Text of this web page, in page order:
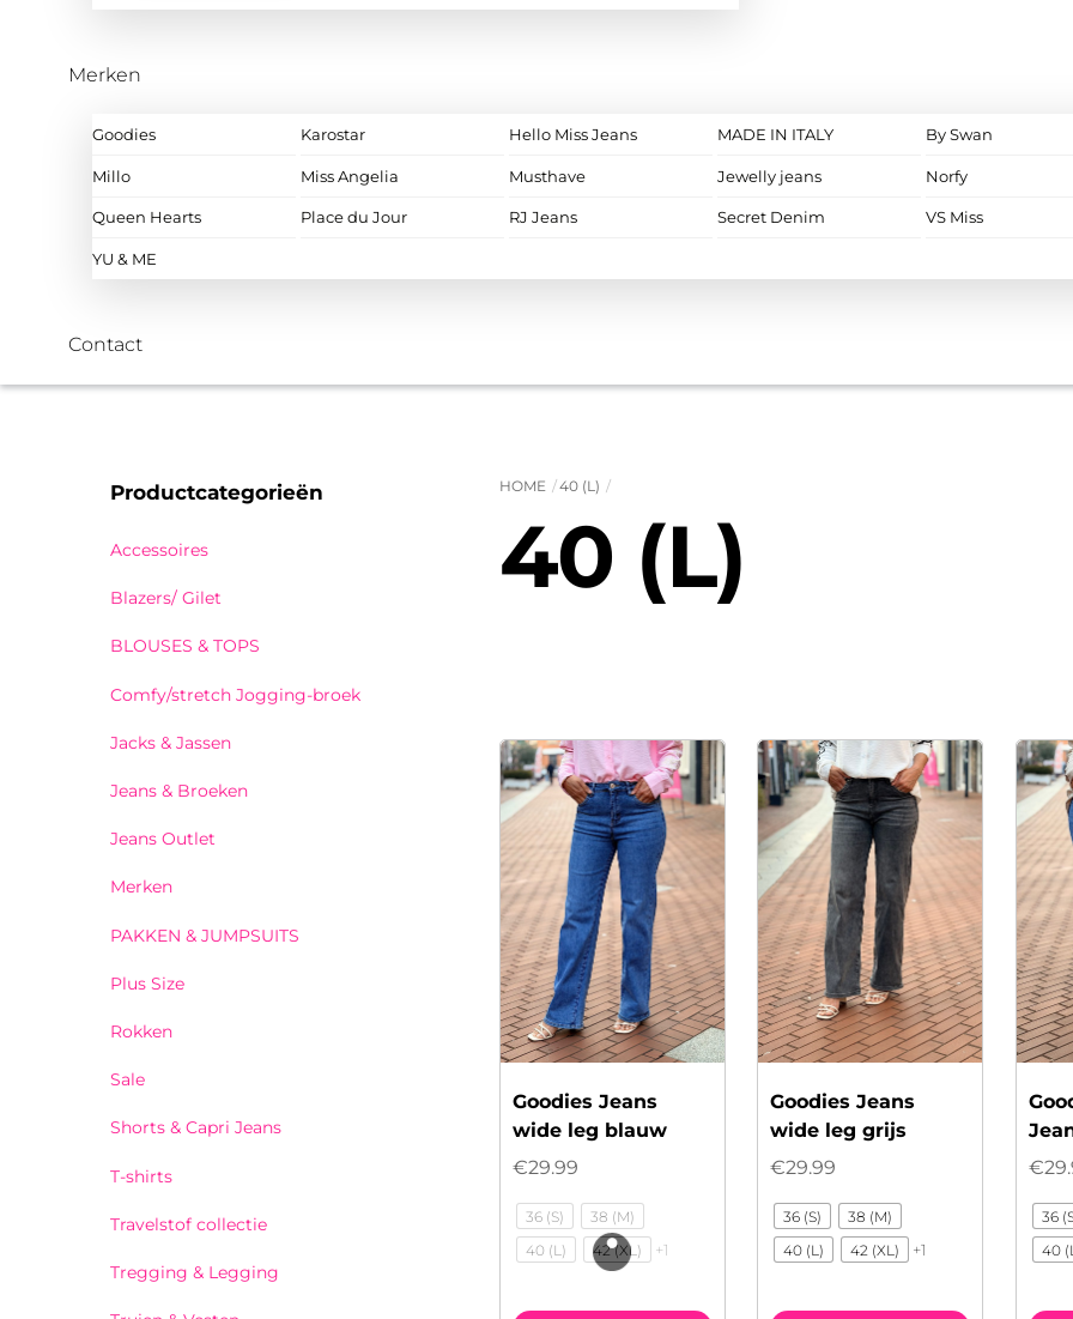
Merken
Goodies Karostar Hello Miss Jeans MADE IN ITALY By Swan
Millo Miss Angelia Musthave Jewelly jeans Norfy
Queen Hearts Place du Jour RJ Jeans Secret Denim VS Miss
YU & ME
Contact
HOME 40 (L)
40 (L)
Goodies Jeans
wide leg blauw
€29.99
36 (S)
38 (M)
40 (L)
42 (XL) +1
Goodies Jeans
wide leg grijs
€29.99
36 (S)
38 (M)
40 (L)
42 (XL) +1
€
36
40
Productcategorieën
Accessoires
Blazers/ Gilet
BLOUSES & TOPS
Comfy/stretch Jogging-broek
Jacks & Jassen
Jeans & Broeken
Jeans Outlet
Merken
PAKKEN & JUMPSUITS
Plus Size
Rokken
Sale
Shorts & Capri Jeans
T-shirts
Travelstof collectie
Tregging & Legging